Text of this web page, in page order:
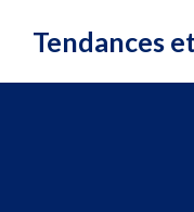
Tendances